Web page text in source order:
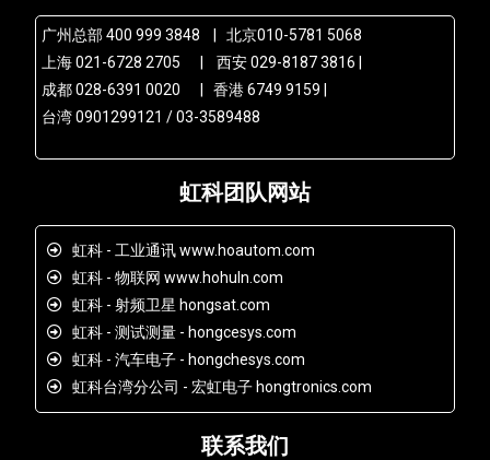
广州总部 400 999 3848 | 北京010-5781 5068
上海 021-6728 2705 | 西安 029-8187 3816 |
成都 028-6391 0020 | 香港 6749 9159 |
台湾 0901299121 / 03-3589488
虹科团队网站
虹科 - 工业通讯 www.hoautom.com
虹科 - 物联网 www.hohuln.com
虹科 - 射频卫星 hongsat.com
虹科 - 测试测量 - hongcesys.com
虹科 - 汽车电子 - hongchesys.com
虹科台湾分公司 - 宏虹电子 hongtronics.com
联系我们